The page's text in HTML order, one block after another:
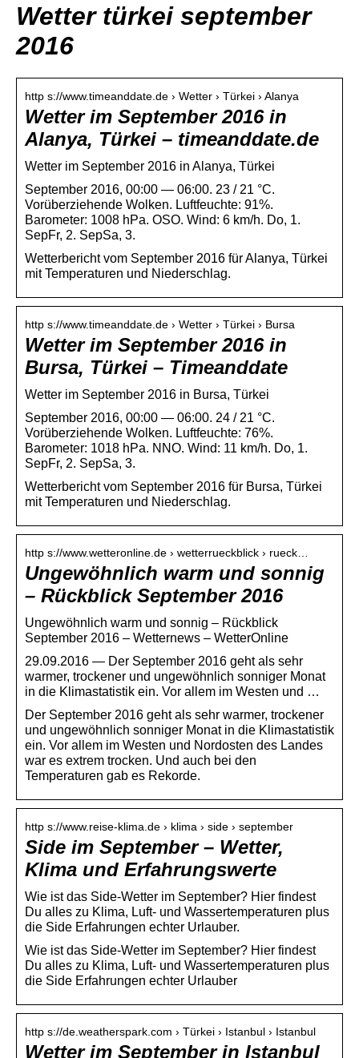
Wetter türkei september
2016
http s://www.timeanddate.de › Wetter › Türkei › Alanya
Wetter im September 2016 in
Alanya, Türkei – timeanddate.de
Wetter im September 2016 in Alanya, Türkei
September 2016, 00:00 — 06:00. 23 / 21 °C.
Vorüberziehende Wolken. Luftfeuchte: 91%.
Barometer: 1008 hPa. OSO. Wind: 6 km/h. Do, 1.
SepFr, 2. SepSa, 3.
Wetterbericht vom September 2016 für Alanya, Türkei
mit Temperaturen und Niederschlag.
http s://www.timeanddate.de › Wetter › Türkei › Bursa
Wetter im September 2016 in
Bursa, Türkei – Timeanddate
Wetter im September 2016 in Bursa, Türkei
September 2016, 00:00 — 06:00. 24 / 21 °C.
Vorüberziehende Wolken. Luftfeuchte: 76%.
Barometer: 1018 hPa. NNO. Wind: 11 km/h. Do, 1.
SepFr, 2. SepSa, 3.
Wetterbericht vom September 2016 für Bursa, Türkei
mit Temperaturen und Niederschlag.
http s://www.wetteronline.de › wetterrueckblick › rueck…
Ungewöhnlich warm und sonnig
– Rückblick September 2016
Ungewöhnlich warm und sonnig – Rückblick
September 2016 – Wetternews – WetterOnline
29.09.2016 — Der September 2016 geht als sehr
warmer, trockener und ungewöhnlich sonniger Monat
in die Klimastatistik ein. Vor allem im Westen und …
Der September 2016 geht als sehr warmer, trockener
und ungewöhnlich sonniger Monat in die Klimastatistik
ein. Vor allem im Westen und Nordosten des Landes
war es extrem trocken. Und auch bei den
Temperaturen gab es Rekorde.
http s://www.reise-klima.de › klima › side › september
Side im September – Wetter,
Klima und Erfahrungswerte
Wie ist das Side-Wetter im September? Hier findest
Du alles zu Klima, Luft- und Wassertemperaturen plus
die Side Erfahrungen echter Urlauber.
Wie ist das Side-Wetter im September? Hier findest
Du alles zu Klima, Luft- und Wassertemperaturen plus
die Side Erfahrungen echter Urlauber
http s://de.weatherspark.com › Türkei › Istanbul › Istanbul
Wetter im September in Istanbul